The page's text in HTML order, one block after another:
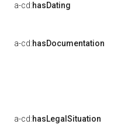
a-cd:hasDating
a-cd:hasDocumentation
a-cd:hasLegalSituation